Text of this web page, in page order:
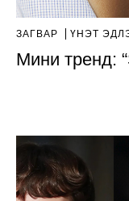
ЗАГВАР ҮНЭТ
Мини тренд: